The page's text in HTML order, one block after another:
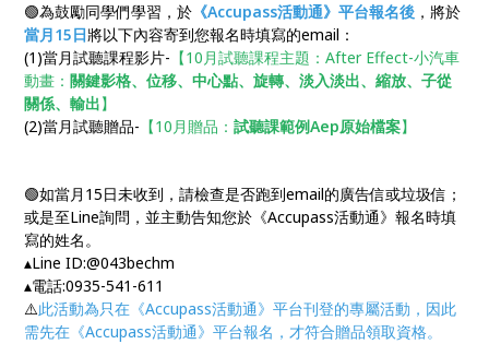
🟢為鼓勵同學們學習，於 《Accupass活動通》平台報名後 ，將於
當月15日將以下內容寄到您報名時填寫的email：
(1)當月試聽課程影片- 【10月試聽課程主題：After Effect-小汽車
動畫：關鍵影格、位移、中心點、旋轉、淡入淡出、縮放、子從
關係、輸出】
(2)當月試聽贈品- 【10月贈品：試聽課範例Aep原始檔案】
🟢如當月15日未收到，請檢查是否跑到email的廣告信或垃圾信；
或是至Line詢問，並主動告知您於《Accupass活動通》報名時填
寫的姓名。
▴Line ID:@043bechm
▴電話:0935-541-611
⚠️此活動為只在《Accupass活動通》平台刊登的專屬活動，因此
需先在《Accupass活動通》平台報名，才符合贈品領取資格。